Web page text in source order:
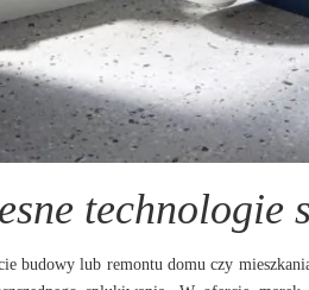
technologie
budowy lub remontu domu czy